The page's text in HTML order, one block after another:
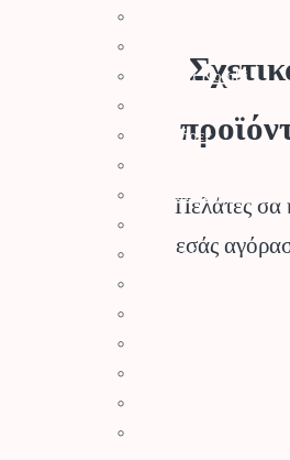
Πελάτες σα
εσάς
Σύστημα Kombi
Φυσητήρες
Ψαλίδια Μπορντούρας
Μηχανήματα
Σκαπτικά